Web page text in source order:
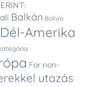
Balkán Bolívia
Dél-Amerika
For non-
utazás